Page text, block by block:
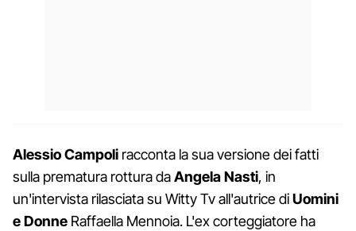
Alessio Campoli racconta la sua versione dei fatti
sulla prematura rottura daAngela Nasti, in
un'intervista rilasciata su Witty Tv all'autrice diUomini
e Donne Raffaella Mennoia. L'ex corteggiatore ha